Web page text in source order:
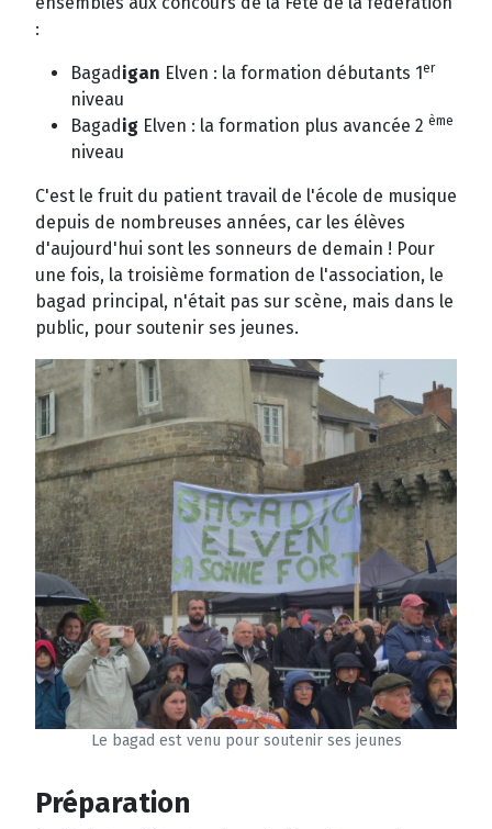
:
Bagad igan Elven : la formation débutants 1 er
niveau
Bagad ig Elven : la formation plus avancée 2 ème
niveau
C'est le fruit du patient travail de l'école de musique
depuis de nombreuses années, car les élèves
d'aujourd'hui sont les sonneurs de demain ! Pour
une fois, la troisième formation de l'association, le
bagad principal, n'était pas sur scène, mais dans le
public, pour soutenir ses jeunes.
Le bagad est venu pour soutenir ses jeunes
Préparation